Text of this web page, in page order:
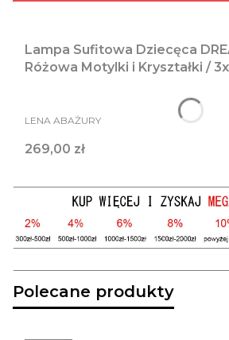
Lampa Sufitowa Dziecęca
Różowa Motylki i Kryształki /
PRODUCENT
LENA ABAŻURY
Cena
269,00 zł
Polecane produkty